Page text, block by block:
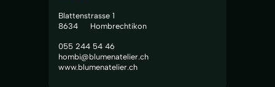
Blattenstrasse 1
8634
Hombrechtikon
055 244 54 46
hombi@blumenatelier.ch
www.blumenatelier.ch